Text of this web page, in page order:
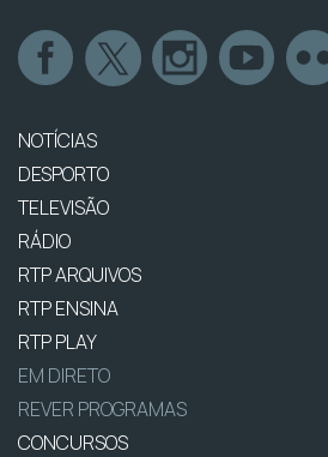
NOTÍCIAS
DESPORTO
TELEVISÃO
RÁDIO
RTP ARQUIVOS
RTP ENSINA
RTP PLAY
EM DIRETO
REVER PROGRAMAS
CONCURSOS